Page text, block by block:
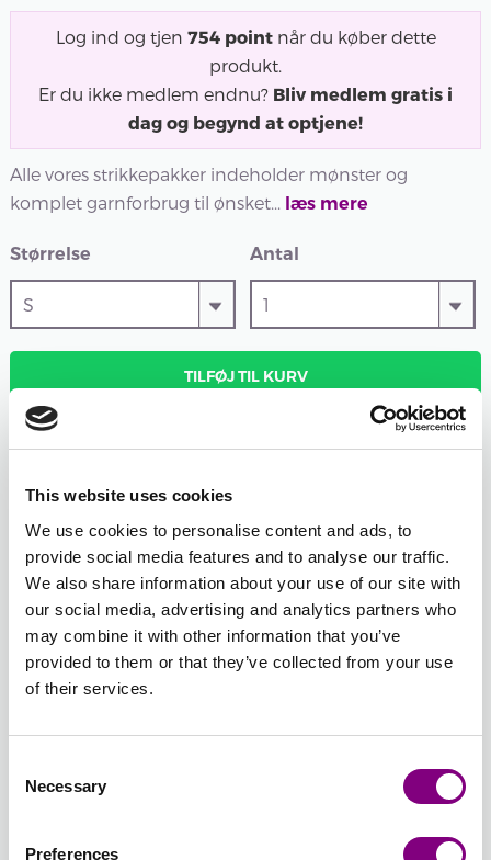
This website uses cookies
We use cookies to personalise content and ads, to
provide social media features and to analyse our traffic.
We also share information about your use of our site with
our social media, advertising and analytics partners who
may combine it with other information that you’ve
provided to them or that they’ve collected from your use
of their services.
Selection
Necessary
Preferences
Log ind og tjen 754 pointnår du køber dette
produkt.
Er du ikke medlem endnu? Bliv medlem gratis i
dag og begynd at optjene!
Alle vores strikkepakker indeholder mønster og
komplet garnforbrug til ønsket... læs mere
Størrelse Antal
TILFØJ TIL KURV
Forventet leveringstid: 3-7 hverdage
700 - HVID -
806 - SLIK PRINT -